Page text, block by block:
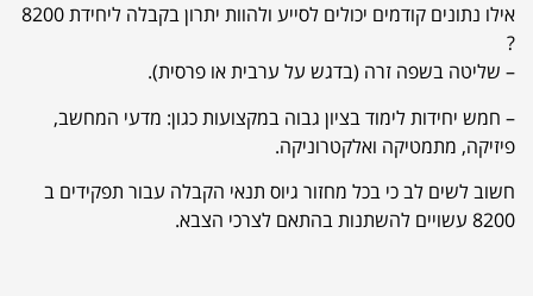
אילו נתונים קודמים יכולים לסייע ולהוות יתרון בקבלה ליחידת 8200
?
– שליטה בשפה זרה (בדגש על ערבית או פרסית).
– חמש יחידות לימוד בציון גבוה במקצועות כגון: מדעי המחשב,
פיזיקה, מתמטיקה ואלקטרוניקה.
חשוב לשים לב כי בכל מחזור גיוס תנאי הקבלה עבור תפקידים ב
8200 עשויים להשתנות בהתאם לצרכי הצבא.